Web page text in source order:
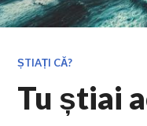
ȘTIAȚI CĂ?
Tu știai